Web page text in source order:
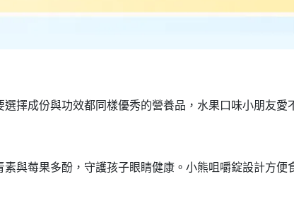
擇成份與功效都同樣優秀的營養品，水果口味小朋友愛
與莓果多酚，守護孩子眼睛健康。小熊咀嚼錠設計方便